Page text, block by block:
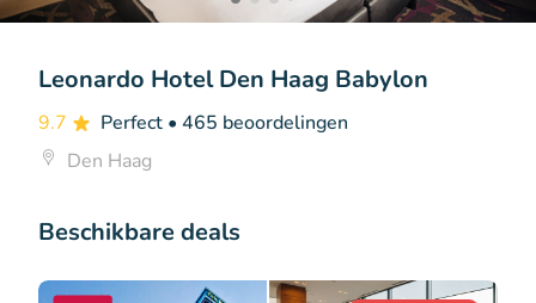
Leonardo Hotel Den Haag Babylon
9.7 Perfect • 465 beoordelingen
Den Haag
Beschikbare deals